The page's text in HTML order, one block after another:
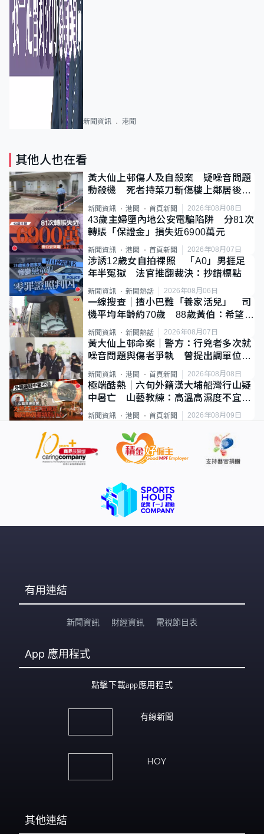
新聞資訊 港聞
其他人也在看
黃大仙上邨傷人及自殺案 疑噪音問題
動殺機 死者持菜刀斬傷樓上鄰居後墮
新聞資訊 港聞 首頁新聞 2026年08月08日
43歲主婦墮內地公安電騙陷阱 分81次
轉賬「保證金」損失近6900萬元
新聞資訊 港聞 首頁新聞 2026年08月07日
涉誘12歲女自拍祼照 「A0」男捱足
年半冤獄 法官推翻裁決：抄錯標點
新聞資訊 新聞熱話 2026年08月06日
一線搜查｜揸小巴難「養家活兒」 司
機平均年齡約70歲 88歲黃伯：希望一
直揸落去
新聞資訊 新聞熱話 2026年08月07日
黃大仙上邨命案｜警方：行兇者多次就
噪音問題與傷者爭執 曾提出調單位已
新聞資訊 港聞 首頁新聞 2026年08月08日
極端酷熱｜六旬外籍漢大埔船灣行山疑
中暑亡 山藝教練：高溫高濕度不宜遠
足
新聞資訊 港聞 首頁新聞 2026年08月09日
有用連結
新聞資訊 財經資訊 電視節目表
App 應用程式
點擊下載app應用程式
有線新聞
HOY
其他連結